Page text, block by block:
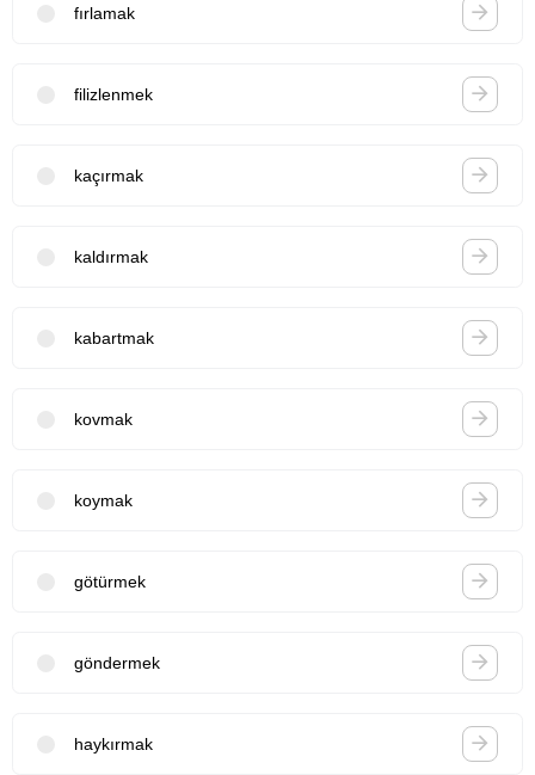
fırlamak
filizlenmek
kaçırmak
kaldırmak
kabartmak
kovmak
koymak
götürmek
göndermek
haykırmak